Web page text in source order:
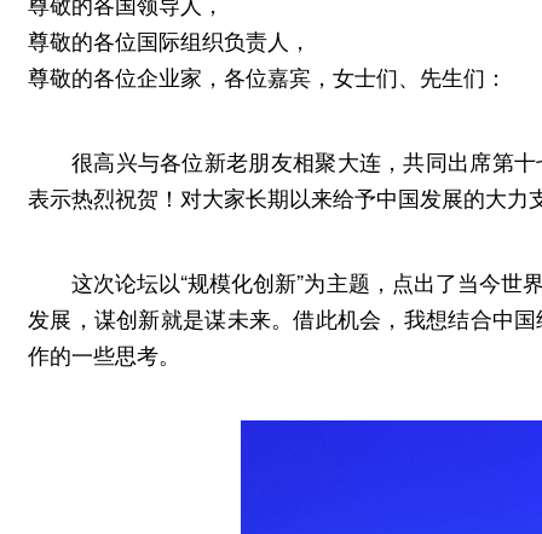
尊敬的各位国际组织负责人，
尊敬的各位企业家，各位嘉宾，女士们、先生们：
很高兴与各位新老朋友相聚大连，共同出席第
表示热烈祝贺！对大家长期以来给予中国发展的大力
这次论坛以“规模化创新”为主题，点出了当今
发展，谋创新就是谋未来。借此机会，我想结合中
作的一些思考。